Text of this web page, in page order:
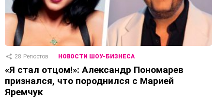
28 Репостов НОВОСТИ ШОУ-БИЗНЕСА
«Я стал отцом!»: Александр Пономарев
признался, что породнился с Марией
Яремчук